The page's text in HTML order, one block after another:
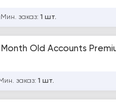
Мин. заказ: 1 шт.
Old Accounts
заказ: 1 шт.